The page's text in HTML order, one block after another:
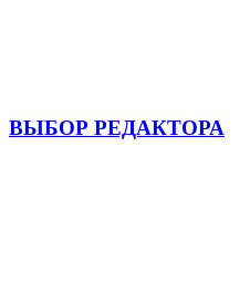
ВЫБОР РЕДАКТОРА